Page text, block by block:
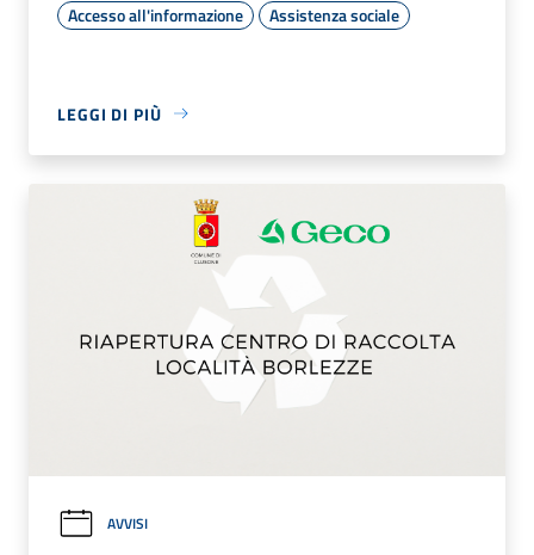
Accesso all'informazione Assistenza sociale
LEGGI DI PIÙ
AVVISI